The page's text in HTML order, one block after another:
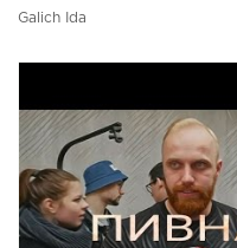
Galich Ida